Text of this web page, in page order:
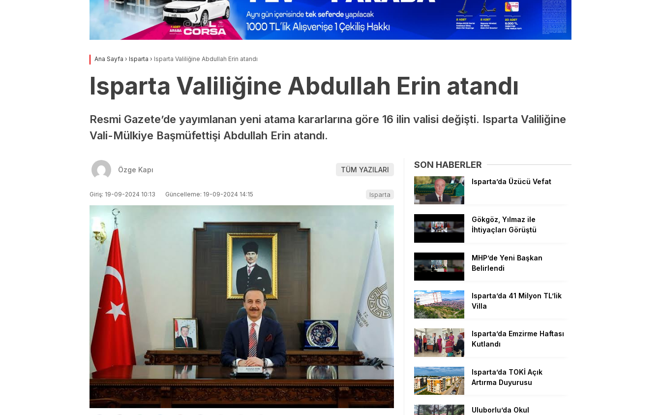
Ana Sayfa › Isparta › Isparta Valiliğine Abdullah Erin atandı
Isparta Valiliğine Abdullah Erin atandı
Resmi Gazete’de yayımlanan yeni atama kararlarına göre 16 ilin valisi değişti. Isparta Valiliğine
Vali-Mülkiye Başmüfettişi Abdullah Erin atandı.
Özge Kapı TÜM YAZILARI
Giriş: 19-09-2024 10:13 Güncelleme: 19-09-2024 14:15 Isparta
SON HABERLER
Isparta’da Üzücü Vefat
Gökgöz, Yılmaz ile
İhtiyaçları Görüştü
MHP’de Yeni Başkan
Belirlendi
Isparta’da 41 Milyon TL’lik
Villa
Isparta’da Emzirme Haftası
Kutlandı
Isparta’da TOKİ Açık
Artırma Duyurusu
Uluborlu’da Okul